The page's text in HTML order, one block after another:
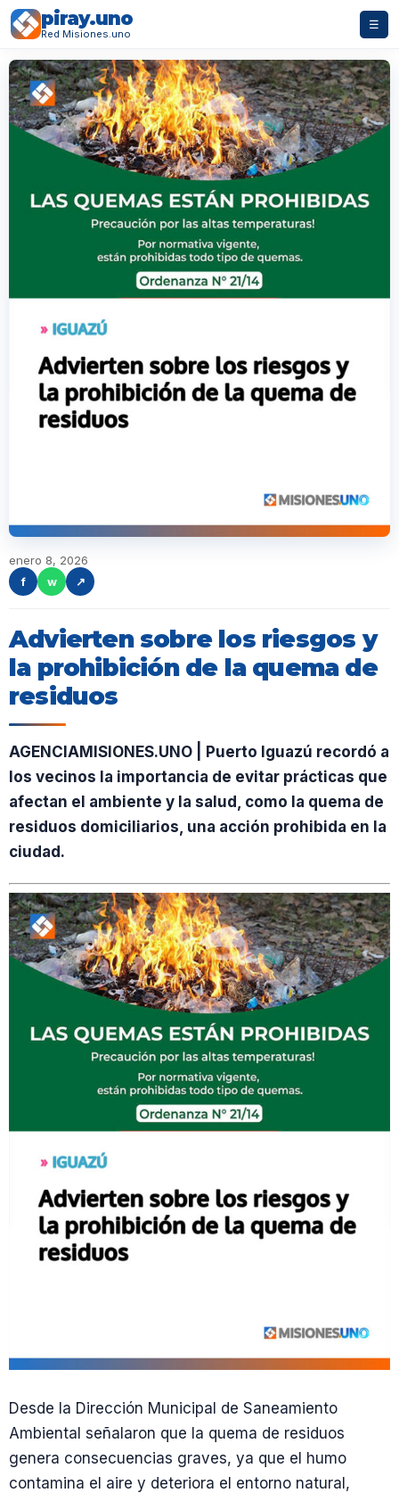
piray.uno
Red Misiones.uno
☰
enero 8, 2026
f
w ↗
Advierten sobre los riesgos y
la prohibición de la quema de
residuos
AGENCIAMISIONES.UNO | Puerto Iguazú recordó a
los vecinos la importancia de evitar prácticas que
afectan el ambiente y la salud, como la quema de
residuos domiciliarios, una acción prohibida en la
ciudad.
Desde la Dirección Municipal de Saneamiento
Ambiental señalaron que la quema de residuos
genera consecuencias graves, ya que el humo
contamina el aire y deteriora el entorno natural,